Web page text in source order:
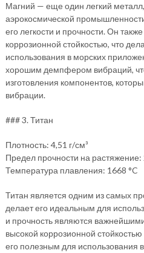
Магний — еще один легкий
аэрокосмической
его легкости и прочности. Он
коррозионной стойкостью, что
использования в морских
хорошим демпфером вибраций,
изготовления компонентов,
вибрации.
### 3. Титан
Плотность: 4,51 г/см³
Предел прочности на
Температура плавления: 1668 °C
Титан является одним из самых
делает его идеальным для
и прочность являются
высокой коррозионной
его полезным для использования